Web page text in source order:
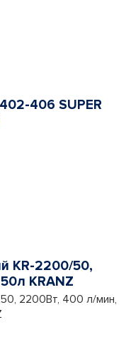
406 SUPER
KR-2200/50,
KRANZ
2200Вт, 400 л/мин,